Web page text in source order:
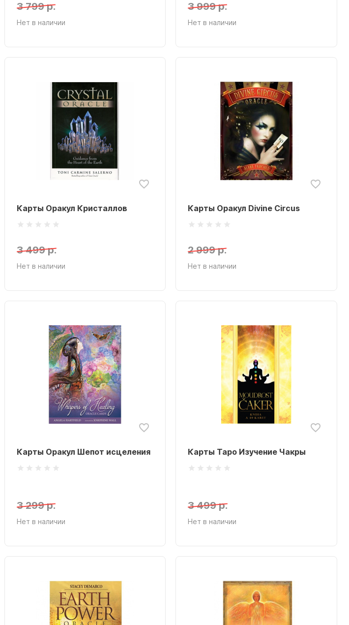
3 799 р.
Нет в наличии
3 999 р.
Нет в наличии
Карты Оракул Кристаллов
3 499 р.
Нет в наличии
Карты Оракул Divine Circus
2 999 р.
Нет в наличии
Карты Оракул Шепот исцеления
3 299 р.
Нет в наличии
Карты Таро Изучение Чакры
3 499 р.
Нет в наличии